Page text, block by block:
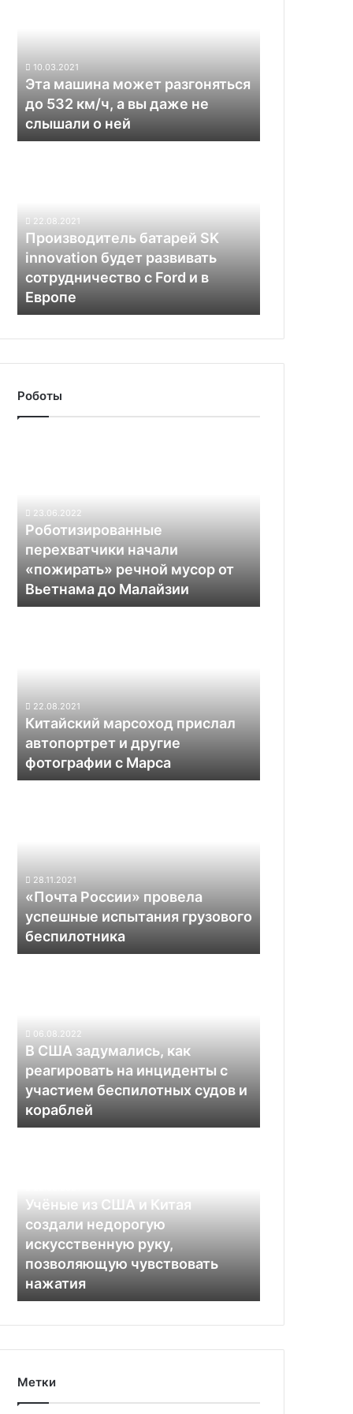
км/
вы
даже
10.03.2021
Эта машина может разгоняться
до 532 км/ч, а вы даже не
слышали о ней
развивать
сотрудничество
Ford
в
22.08.2021
Производитель батарей SK
innovation будет развивать
сотрудничество с Ford и в
Европе
Роботы
мусор
Вьетнама
до
Малайзии
23.06.2022
Роботизированные
перехватчики начали
«пожирать» речной мусор от
Вьетнама до Малайзии
фотографии
Марса
22.08.2021
Китайский марсоход прислал
автопортрет и другие
фотографии с Марса
беспилотника
28.11.2021
«Почта России» провела
успешные испытания грузового
беспилотника
на
участием
беспилотных
судов
06.08.2022
В США задумались, как
реагировать на инциденты с
участием беспилотных судов и
кораблей
Китая
недорогую
искусственную
руку,
позволяющую
чувствовать
Учёные из США и Китая
создали недорогую
искусственную руку,
позволяющую чувствовать
нажатия
Метки